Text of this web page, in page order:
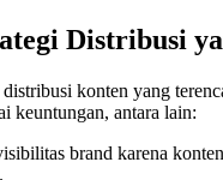
Distribusi
konten yang
keuntungan, antara lain:
brand karena